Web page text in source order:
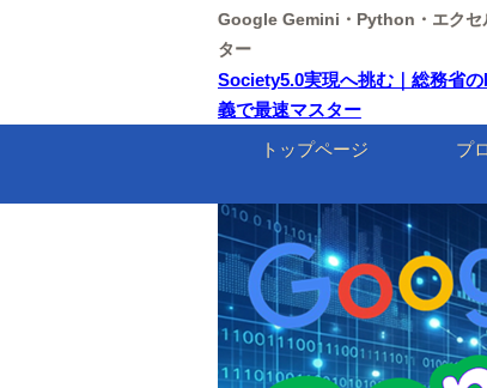
Google Gemini・Python・エクセ
ター
Society5.0実現へ挑む｜総務省
義で最速マスター
トップページ
プ